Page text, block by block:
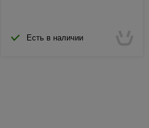
Есть в наличии